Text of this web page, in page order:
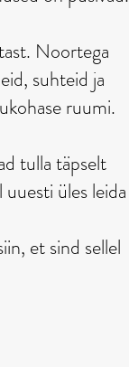
Noortega
suhteid ja
ruumi.
tulla täpselt
üles leida
et sind sellel